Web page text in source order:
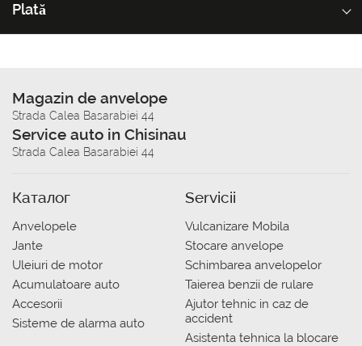
Plată
Magazin de anvelope
Strada Calea Basarabiei 44
Service auto in Chisinau
Strada Calea Basarabiei 44
Каталог
Anvelopele
Jante
Uleiuri de motor
Acumulatoare auto
Accesorii
Sisteme de alarma auto
Servicii
Vulcanizare Mobila
Stocare anvelope
Schimbarea anvelopelor
Taierea benzii de rulare
Ajutor tehnic in caz de
accident
Asistenta tehnica la blocare